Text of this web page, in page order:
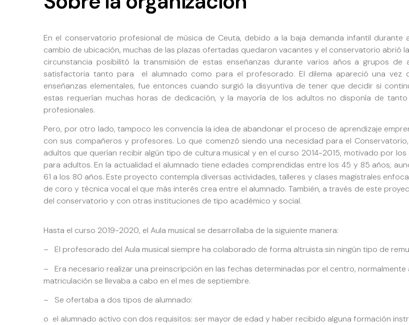
En el conservatorio profesional de música de Ceuta, debido a la baja demanda infantil
cambio de ubicación, muchas de las plazas ofertadas quedaron vacantes y el conservatorio abrió
circunstancia posibilitó la transmisión de estas enseñanzas durante varios años a grupos
satisfactoria tanto para el alumnado como para el profesorado. El dilema apareció una vez
enseñanzas elementales, fue entonces cuando surgió la disyuntiva de tener que decidir si
estas requerían muchas horas de dedicación, y la mayoría de los adultos no disponía de
profesionales.
Pero, por otro lado, tampoco les convencía la idea de abandonar el proceso de aprendizaje
con sus compañeros y profesores. Lo que comenzó siendo una necesidad para el
adultos que querían recibir algún tipo de cultura musical y en el curso 2014-2015, motivado por
para adultos. En la actualidad el alumnado tiene edades comprendidas entre los 45 y 85 años,
61 a los 80 años. Este proyecto contempla diversas actividades, talleres y clases magistrales
de coro y técnica vocal el que más interés crea entre el alumnado. También, a través de este
del conservatorio y con otras instituciones de tipo académico y social.
Hasta el curso 2019-2020, el Aula musical se desarrollaba de la siguiente manera:
– El profesorado del Aula musical siempre ha colaborado de forma altruista sin ningún tipo de
– Era necesario realizar una preinscripción en las fechas determinadas por el centro,
matriculación se llevaba a cabo en el mes de septiembre.
– Se ofertaba a dos tipos de alumnado:
o el alumnado activo con dos requisitos: ser mayor de edad y haber recibido alguna formación